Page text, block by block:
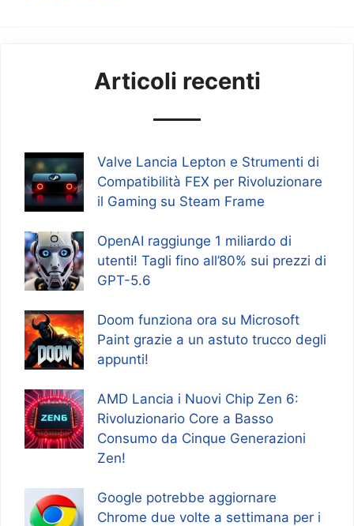
Articoli recenti
Valve Lancia Lepton e Strumenti di
Compatibilità FEX per Rivoluzionare
il Gaming su Steam Frame
OpenAI raggiunge 1 miliardo di
utenti! Tagli fino all’80% sui prezzi di
GPT-5.6
Doom funziona ora su Microsoft
Paint grazie a un astuto trucco degli
appunti!
AMD Lancia i Nuovi Chip Zen 6:
Rivoluzionario Core a Basso
Consumo da Cinque Generazioni
Zen!
Google potrebbe aggiornare
Chrome due volte a settimana per i